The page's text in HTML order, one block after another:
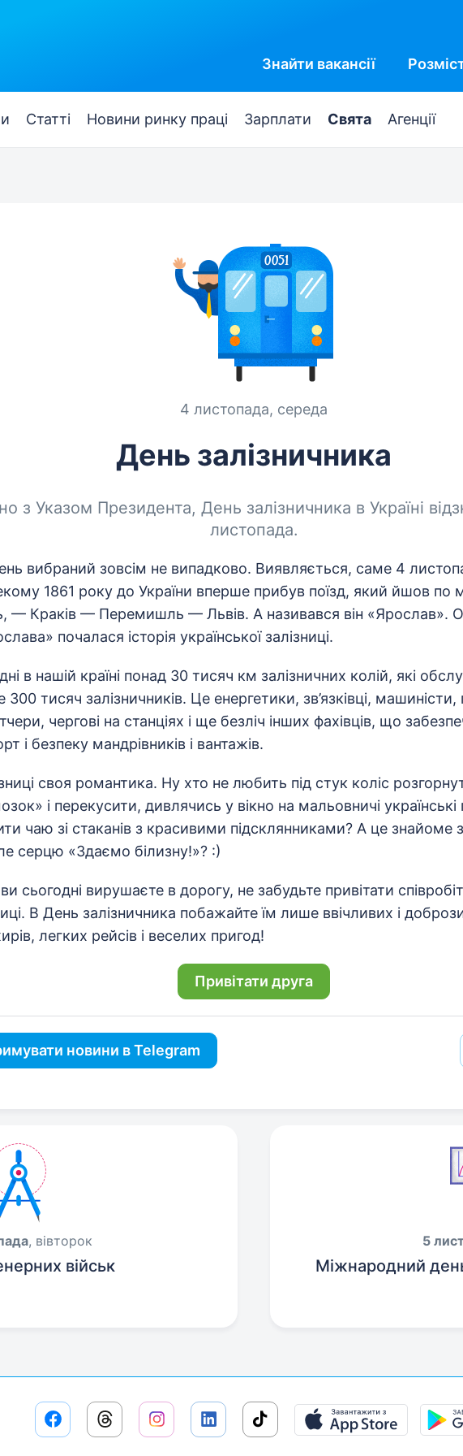
Знайти вакансії
Статті Новини ринку праці Зарплати Свята Агенції
4 листопада, середа
День залізничника
з Указом Президента, День залізничника в Україні
листопада.
вибраний зовсім не випадково. Виявляється, саме 4
1861 року до України вперше прибув поїзд, який йшов по
— Краків — Перемишль — Львів. А називався він «Ярослав».
почалася історія української залізниці.
в нашій країні понад 30 тисяч км залізничних колій, які
тисяч залізничників. Це енергетики, зв’язківці, машиністи,
чергові на станціях і ще безліч інших фахівців, що
і безпеку мандрівників і вантажів.
своя романтика. Ну хто не любить під стук коліс
і перекусити, дивлячись у вікно на мальовничі українські
чаю зі стаканів з красивими підсклянниками? А це знайоме
серцю «Здаємо білизну!»? :)
сьогодні вирушаєте в дорогу, не забудьте привітати
В День залізничника побажайте їм лише ввічливих і
легких рейсів і веселих пригод!
Привітати друга
новини в Telegram
, вівторок
військ
5
Міжнародний